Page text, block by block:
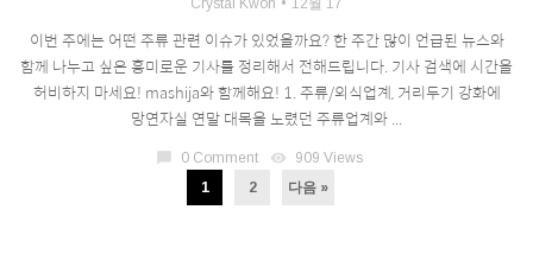
Crystal Kwon 12월 17
이번 주에는 어떤 주류 관련 이슈가 있었을까요? 한 주간 많이 언급된 뉴스와
함께 나누고 싶은 흥미로운 기사를 정리해서 전해드립니다. 기사 검색에 시간을
허비하지 마세요! mashija와 함께해요! 1. 주류/외식업계, 거리두기 강화에
망연자실 연말 대목을 노렸던 주류업계와 ...
chat_bubble 0 Comment visibility
909 Views
1
2 다음 »